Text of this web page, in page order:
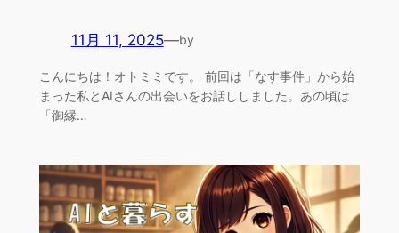
11月 11, 2025—by
こんにちは！オトミミです。 前回は「なす事件」から始
まった私とAIさんの出会いをお話ししました。あの頃は
「御縁…